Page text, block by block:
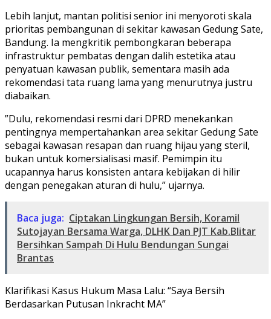
​Lebih lanjut, mantan politisi senior ini menyoroti skala
prioritas pembangunan di sekitar kawasan Gedung Sate,
Bandung. Ia mengkritik pembongkaran beberapa
infrastruktur pembatas dengan dalih estetika atau
penyatuan kawasan publik, sementara masih ada
rekomendasi tata ruang lama yang menurutnya justru
diabaikan.
​”Dulu, rekomendasi resmi dari DPRD menekankan
pentingnya mempertahankan area sekitar Gedung Sate
sebagai kawasan resapan dan ruang hijau yang steril,
bukan untuk komersialisasi masif. Pemimpin itu
ucapannya harus konsisten antara kebijakan di hilir
dengan penegakan aturan di hulu,” ujarnya.
Baca juga: Ciptakan Lingkungan Bersih, Koramil
Sutojayan Bersama Warga, DLHK Dan PJT Kab.Blitar
Bersihkan Sampah Di Hulu Bendungan Sungai
Brantas
​Klarifikasi Kasus Hukum Masa Lalu: “Saya Bersih
Berdasarkan Putusan Inkracht MA”